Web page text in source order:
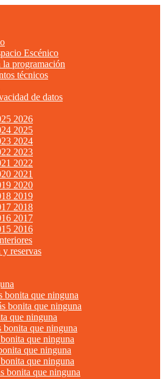
Escénico
la programación
técnicos
de datos
2026
2025
2024
2023
2022
2021
2020
2019
2018
2017
2016
reservas
que ninguna
bonita que ninguna
que ninguna
que ninguna
que ninguna
que ninguna
que ninguna
bonita que ninguna